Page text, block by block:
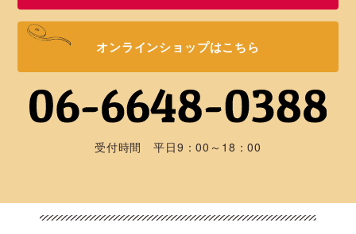
オンラインショップはこちら
受付時間 平日9：00～18：00